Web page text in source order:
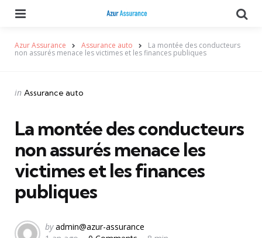
Azur Assurance Assurance auto La montée des conducteurs
non assurés menace les victimes et les finances publiques
Categories
Posted
in Assurance auto
La montée des conducteurs
non assurés menace les
victimes et les finances
publiques
Posted
by admin@azur-assurance